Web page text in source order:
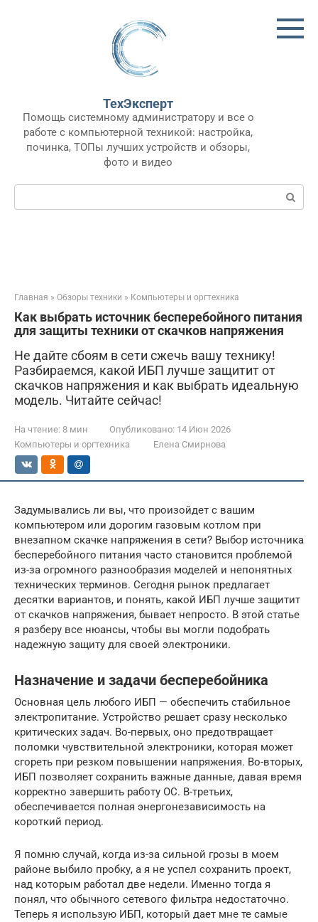
ТехЭксперт
Помощь системному администратору и все о
работе с компьютерной техникой: настройка,
починка, ТОПы лучших устройств и обзоры,
фото и видео
Поиск:
Главная » Обзоры техники » Компьютеры и оргтехника
Как выбрать источник бесперебойного питания
для защиты техники от скачков напряжения
Не дайте сбоям в сети сжечь вашу технику!
Разбираемся, какой ИБП лучше защитит от
скачков напряжения и как выбрать идеальную
модель. Читайте сейчас!
На чтение: 8 мин Опубликовано: 14 Июн 2026
Компьютеры и оргтехника
Елена Смирнова
Задумывались ли вы, что произойдет с вашим
компьютером или дорогим газовым котлом при
внезапном скачке напряжения в сети? Выбор источника
бесперебойного питания часто становится проблемой
из-за огромного разнообразия моделей и непонятных
технических терминов. Сегодня рынок предлагает
десятки вариантов, и понять, какой ИБП лучше защитит
от скачков напряжения, бывает непросто. В этой статье
я разберу все нюансы, чтобы вы могли подобрать
надежную защиту для своей электроники.
Назначение и задачи бесперебойника
Основная цель любого ИБП — обеспечить стабильное
электропитание. Устройство решает сразу несколько
критических задач. Во-первых, оно предотвращает
поломки чувствительной электроники, которая может
сгореть при резком повышении напряжения. Во-вторых,
ИБП позволяет сохранить важные данные, давая время
корректно завершить работу ОС. В-третьих,
обеспечивается полная энергонезависимость на
короткий период.
Я помню случай, когда из-за сильной грозы в моем
районе выбило пробку, а я не успел сохранить проект,
над которым работал две недели. Именно тогда я
понял, что обычного сетевого фильтра недостаточно.
Теперь я использую ИБП, который дает мне те самые